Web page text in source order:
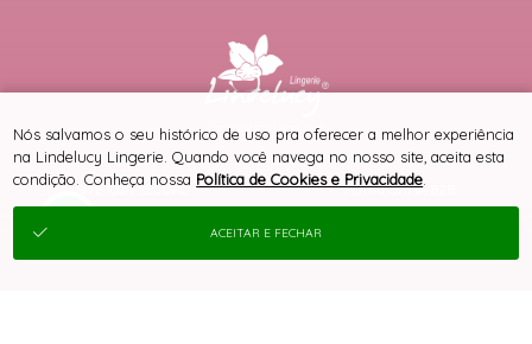
SITE 100% SEGURO PLATAFORMA B2B
® TODOS DIREITOS RESERVADOS
Nós salvamos o seu histórico de uso pra oferecer a melhor experiência
na Lindelucy Lingerie. Quando você navega no nosso site, aceita esta
condição. Conheça nossa Política de Cookies e Privacidade
ACEITAR E FECHAR